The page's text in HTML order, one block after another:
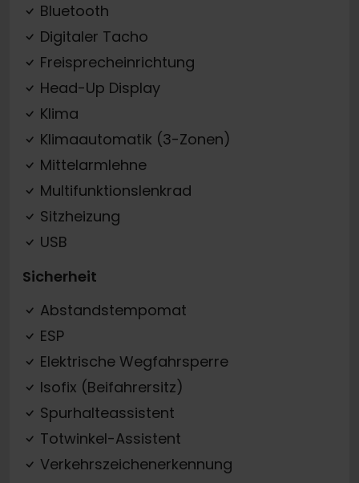
Bluetooth
Digitaler Tacho
Freisprecheinrichtung
Head-Up Display
Klima
Klimaautomatik (3-Zonen)
Mittelarmlehne
Multifunktionslenkrad
Sitzheizung
USB
Sicherheit
Abstandstempomat
ESP
Elektrische Wegfahrsperre
Isofix (Beifahrersitz)
Spurhalteassistent
Totwinkel-Assistent
Verkehrszeichenerkennung